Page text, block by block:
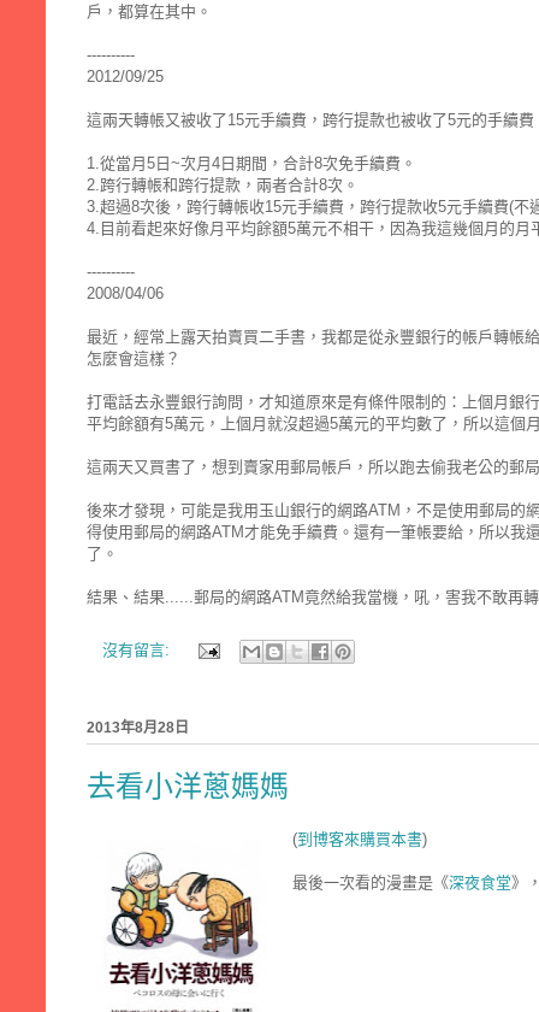
戶，都算在其中。
----------
2012/09/25
這兩天轉帳又被收了15元手續費，跨行提款也被收了5元的手續
1.從當月5日~次月4日期間，合計8次免手續費。
2.跨行轉帳和跨行提款，兩者合計8次。
3.超過8次後，跨行轉帳收15元手續費，跨行提款收5元手續費(
4.目前看起來好像月平均餘額5萬元不相干，因為我這幾個月的
----------
2008/04/06
最近，經常上露天拍賣買二手書，我都是從永豐銀行的帳戶轉帳
怎麼會這樣？
打電話去永豐銀行詢問，才知道原來是有條件限制的：上個月銀
平均餘額有5萬元，上個月就沒超過5萬元的平均數了，所以這個
這兩天又買書了，想到賣家用郵局帳戶，所以跑去偷我老公的郵
後來才發現，可能是我用玉山銀行的網路ATM，不是使用郵局
得使用郵局的網路ATM才能免手續費。還有一筆帳要給，所以
了。
結果、結果......郵局的網路ATM竟然給我當機，吼，害我不敢再
沒有留言:
2013年8月28日
去看小洋蔥媽媽
(到博客來購買本書)
最後一次看的漫畫是《深夜食堂》